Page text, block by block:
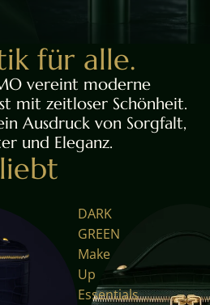
für alle.
vereint moderne
mit zeitloser Schönheit.
Ausdruck von Sorgfalt,
und Eleganz.
DARK
GREEN
Make
Up
Essentials